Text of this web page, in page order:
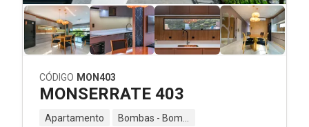
CÓDIGO MON403
MONSERRATE 403
Apartamento